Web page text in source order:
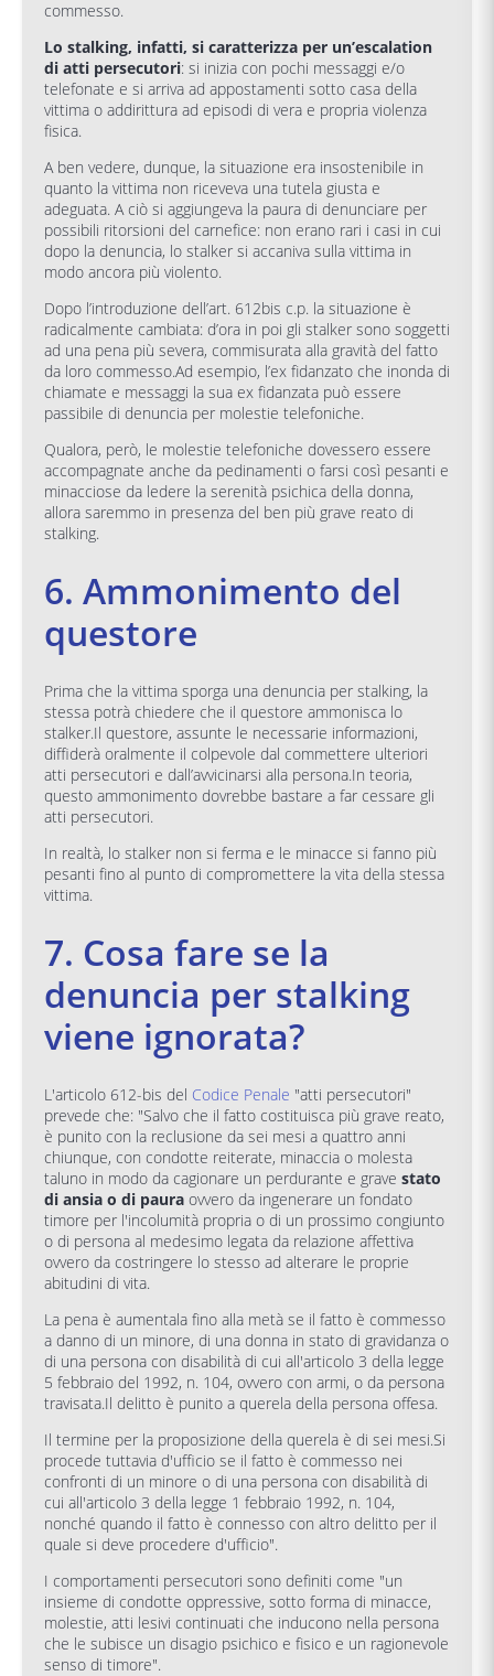
commesso.
Lo stalking, infatti, si caratterizza per un’escalation
di atti persecutori: si inizia con pochi messaggi e/o
telefonate e si arriva ad appostamenti sotto casa della
vittima o addirittura ad episodi di vera e propria violenza
fisica.
A ben vedere, dunque, la situazione era insostenibile in
quanto la vittima non riceveva una tutela giusta e
adeguata. A ciò si aggiungeva la paura di denunciare per
possibili ritorsioni del carnefice: non erano rari i casi in cui
dopo la denuncia, lo stalker si accaniva sulla vittima in
modo ancora più violento.
Dopo l’introduzione dell’art. 612bis c.p. la situazione è
radicalmente cambiata: d’ora in poi gli stalker sono soggetti
ad una pena più severa, commisurata alla gravità del fatto
da loro commesso.Ad esempio, l’ex fidanzato che inonda di
chiamate e messaggi la sua ex fidanzata può essere
passibile di denuncia per molestie telefoniche.
Qualora, però, le molestie telefoniche dovessero essere
accompagnate anche da pedinamenti o farsi così pesanti e
minacciose da ledere la serenità psichica della donna,
allora saremmo in presenza del ben più grave reato di
stalking.
6. Ammonimento del
questore
Prima che la vittima sporga una denuncia per stalking, la
stessa potrà chiedere che il questore ammonisca lo
stalker.Il questore, assunte le necessarie informazioni,
diffiderà oralmente il colpevole dal commettere ulteriori
atti persecutori e dall’avvicinarsi alla persona.In teoria,
questo ammonimento dovrebbe bastare a far cessare gli
atti persecutori.
In realtà, lo stalker non si ferma e le minacce si fanno più
pesanti fino al punto di compromettere la vita della stessa
vittima.
7. Cosa fare se la
denuncia per stalking
viene ignorata?
L'articolo 612-bis del Codice Penale "atti persecutori"
prevede che: "Salvo che il fatto costituisca più grave reato,
è punito con la reclusione da sei mesi a quattro anni
chiunque, con condotte reiterate, minaccia o molesta
taluno in modo da cagionare un perdurante e grave stato
di ansia o di paura ovvero da ingenerare un fondato
timore per l'incolumità propria o di un prossimo congiunto
o di persona al medesimo legata da relazione affettiva
ovvero da costringere lo stesso ad alterare le proprie
abitudini di vita.
La pena è aumentala fino alla metà se il fatto è commesso
a danno di un minore, di una donna in stato di gravidanza o
di una persona con disabilità di cui all'articolo 3 della legge
5 febbraio del 1992, n. 104, ovvero con armi, o da persona
travisata.Il delitto è punito a querela della persona offesa.
Il termine per la proposizione della querela è di sei mesi.Si
procede tuttavia d'ufficio se il fatto è commesso nei
confronti di un minore o di una persona con disabilità di
cui all'articolo 3 della legge 1 febbraio 1992, n. 104,
nonché quando il fatto è connesso con altro delitto per il
quale si deve procedere d'ufficio".
I comportamenti persecutori sono definiti come "un
insieme di condotte oppressive, sotto forma di minacce,
molestie, atti lesivi continuati che inducono nella persona
che le subisce un disagio psichico e fisico e un ragionevole
senso di timore".